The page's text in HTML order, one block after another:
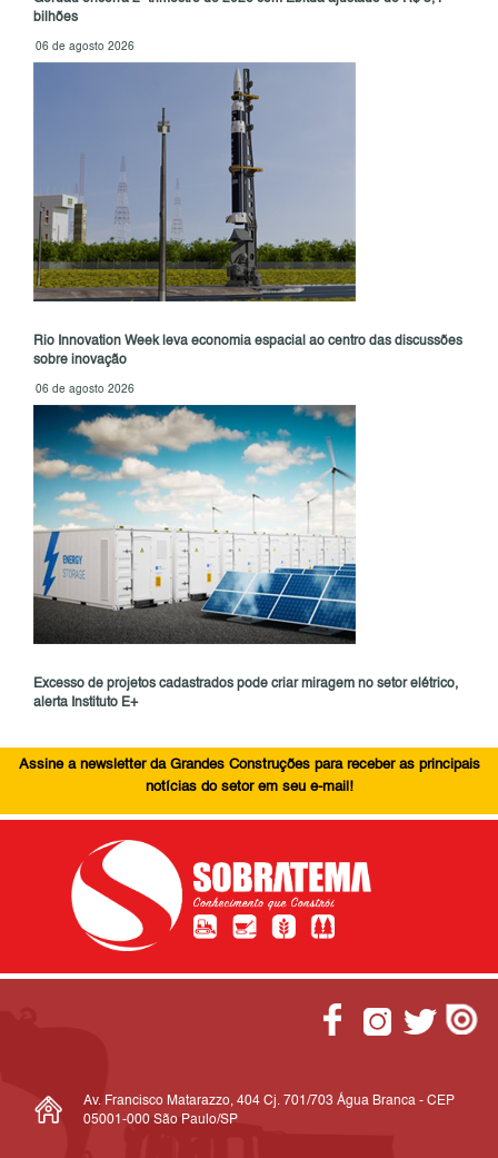
bilhões
06 de agosto 2026
Rio Innovation Week leva economia espacial ao centro das discussões
sobre inovação
06 de agosto 2026
Excesso de projetos cadastrados pode criar miragem no setor elétrico,
alerta Instituto E+
Assine a newsletter da Grandes Construções para receber as principais
notícias do setor em seu e-mail!
Av. Francisco Matarazzo, 404 Cj. 701/703 Água Branca - CEP
05001-000 São Paulo/SP